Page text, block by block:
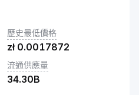
歷史最低價格
zł 0.0017872
流通供應量
34.30B